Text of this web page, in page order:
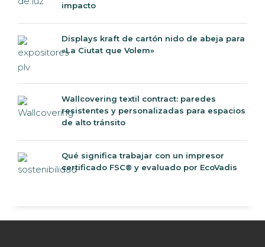
impacto
Displays kraft de cartón nido de abeja para
«La Ciutat que Volem»
Wallcovering textil contract: paredes
resistentes y personalizadas para espacios
de alto tránsito
Qué significa trabajar con un impresor
certificado FSC® y evaluado por EcoVadis